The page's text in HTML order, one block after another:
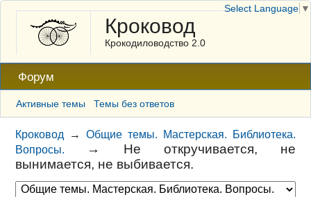
Кроковод
Крокодиловодство 2.0
Форум
Активные темы Темы без ответов
Кроковод →Общие темы. Мастерская. Библиотека.
Вопросы.
→ Не откручивается, не
вынимается, не выбивается.
Select Language ▼